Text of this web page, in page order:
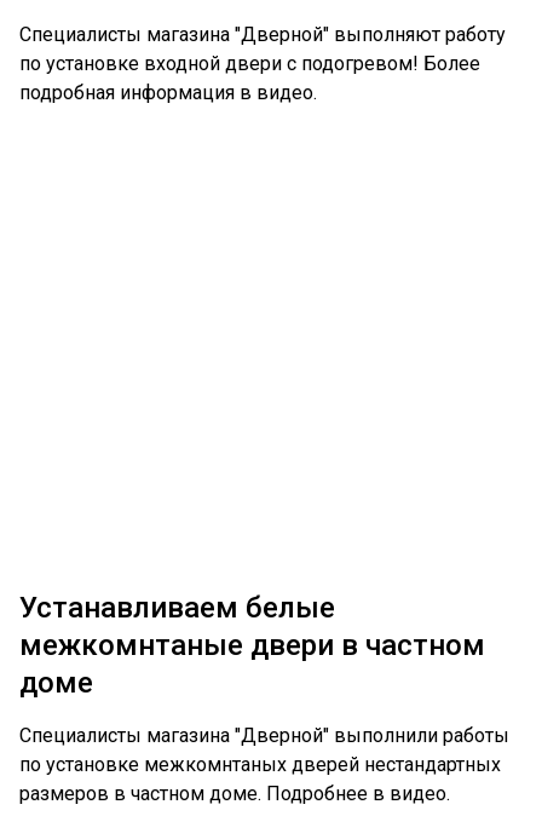
Специалисты магазина "Дверной" выполняют работу
по установке входной двери с подогревом! Более
подробная информация в видео.
Устанавливаем белые
межкомнтаные двери в частном
доме
Специалисты магазина "Дверной" выполнили работы
по установке межкомнтаных дверей нестандартных
размеров в частном доме. Подробнее в видео.